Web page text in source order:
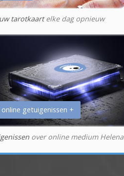
tarotkaartelke dag opnieuw
online getuigenissen +
over online medium Helena